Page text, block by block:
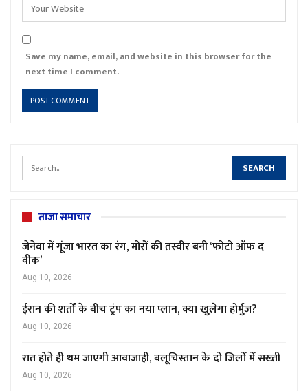
Save my name, email, and website in this browser for the
next time I comment.
ताजा समाचार
जेनेवा में गूंजा भारत का रंग, मोरों की तस्वीर बनी ‘फोटो ऑफ द
वीक’
Aug 10, 2026
ईरान की शर्तों के बीच ट्रंप का नया प्लान, क्या खुलेगा होर्मुज?
Aug 10, 2026
रात होते ही थम जाएगी आवाजाही, बलूचिस्तान के दो जिलों में सख्ती
Aug 10, 2026